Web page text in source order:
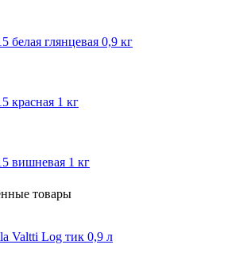
глянцевая 0,9 кг
красная 1 кг
вишневая 1 кг
товары
Valtti Log тик 0,9 л